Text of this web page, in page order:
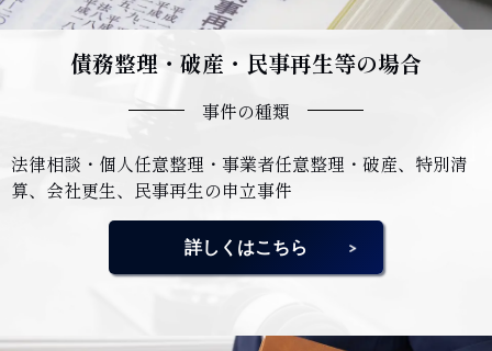
債務整理・破産・民事再生等の場合
事件の種類
法律相談・個人任意整理・事業者任意整理・破産、特別清
算、会社更生、民事再生の申立事件
詳しくはこちら